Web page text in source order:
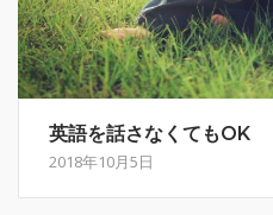
英語を話さなくてもOK
2018年10月5日